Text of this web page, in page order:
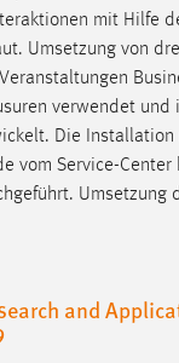
mit Hilfe
Umsetzung von
verwendet und
Die Installation
vom Service-
Umsetzung
and